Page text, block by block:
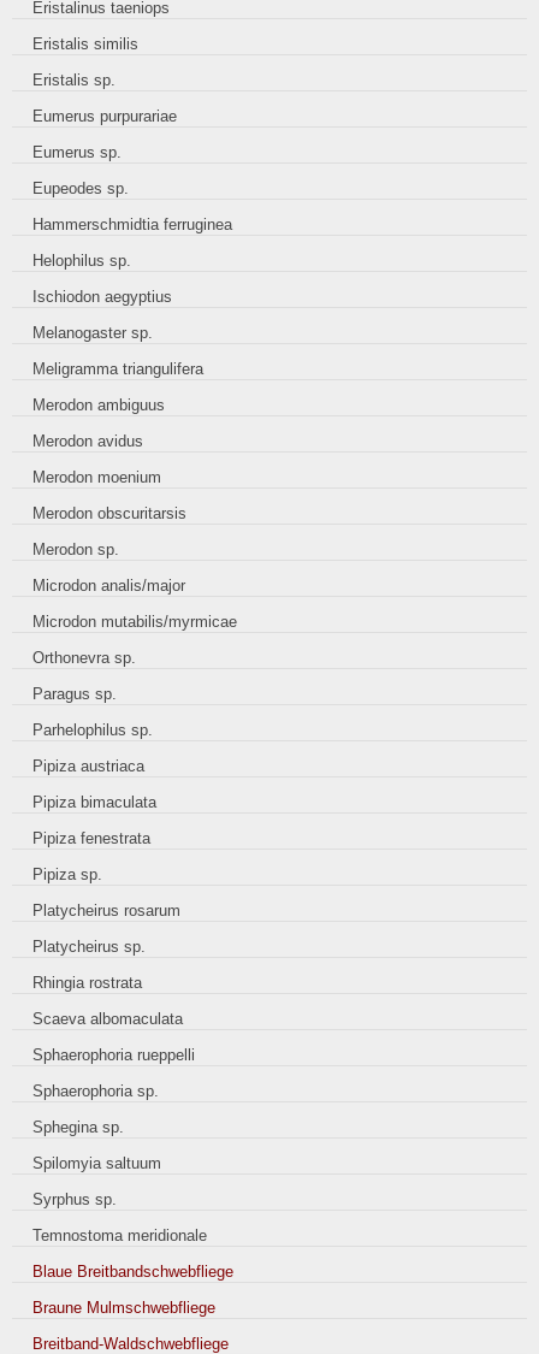
Eristalinus taeniops
Eristalis similis
Eristalis sp.
Eumerus purpurariae
Eumerus sp.
Eupeodes sp.
Hammerschmidtia ferruginea
Helophilus sp.
Ischiodon aegyptius
Melanogaster sp.
Meligramma triangulifera
Merodon ambiguus
Merodon avidus
Merodon moenium
Merodon obscuritarsis
Merodon sp.
Microdon analis/major
Microdon mutabilis/myrmicae
Orthonevra sp.
Paragus sp.
Parhelophilus sp.
Pipiza austriaca
Pipiza bimaculata
Pipiza fenestrata
Pipiza sp.
Platycheirus rosarum
Platycheirus sp.
Rhingia rostrata
Scaeva albomaculata
Sphaerophoria rueppelli
Sphaerophoria sp.
Sphegina sp.
Spilomyia saltuum
Syrphus sp.
Temnostoma meridionale
Blaue Breitbandschwebfliege
Braune Mulmschwebfliege
Breitband-Waldschwebfliege